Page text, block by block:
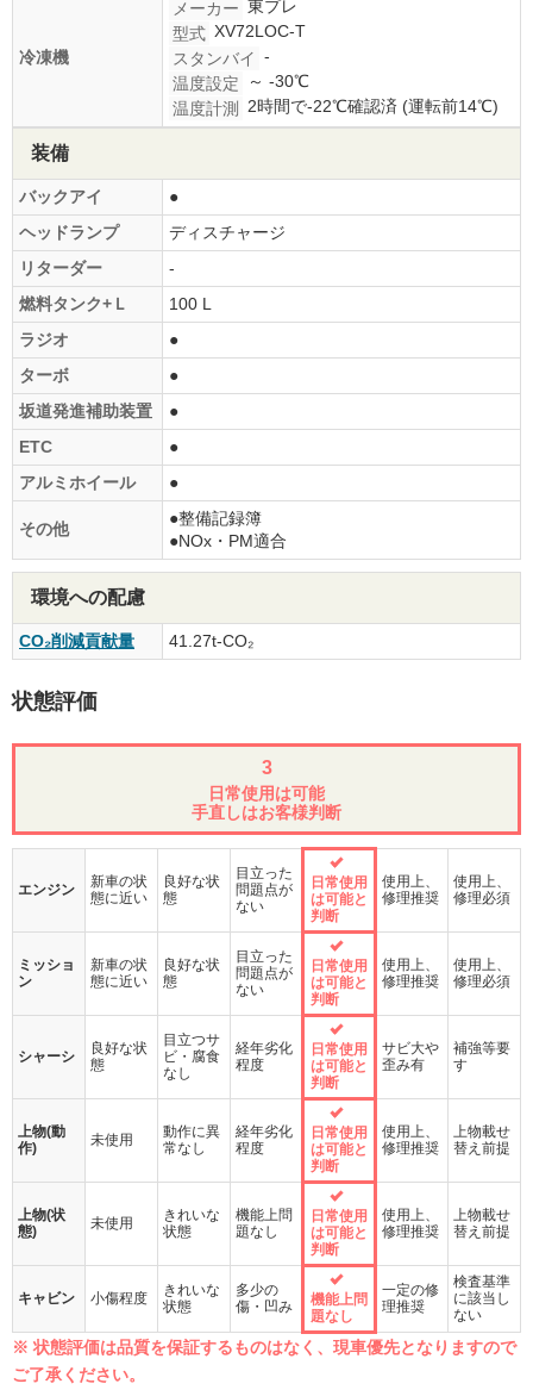
冷凍機
メーカー 東プレ
型式 XV72LOC-T
スタンバイ -
温度設定
～ -30℃
温度計測
2時間で-22℃確認済 (運転前14℃)
装備
バックアイ
●
ヘッドランプ
ディスチャージ
リターダー
-
燃料タンク+Ｌ
100 L
ラジオ
●
ターボ
●
坂道発進補助装置
●
ETC
●
アルミホイール
●
その他
●整備記録簿
●NOx・PM適合
環境への配慮
CO₂削減貢献量 41.27t-CO₂
状態評価
3
日常使用は可能
手直しはお客様判断
エンジン
新車の状
態に近い
良好な状
態
目立った
問題点が
ない
日常使用
は可能と
判断
使用上、
修理推奨
使用上、
修理必須
ミッショ
ン
新車の状
態に近い
良好な状
態
目立った
問題点が
ない
日常使用
は可能と
判断
使用上、
修理推奨
使用上、
修理必須
シャーシ
良好な状
態
目立つサ
ビ・腐食
なし
経年劣化
程度
日常使用
は可能と
判断
サビ大や
歪み有
補強等要
す
上物(動
作)
未使用
動作に異
常なし
経年劣化
程度
日常使用
は可能と
判断
使用上、
修理推奨
上物載せ
替え前提
上物(状
態)
未使用
きれいな
状態
機能上問
題なし
日常使用
は可能と
判断
使用上、
修理推奨
上物載せ
替え前提
キャビン 小傷程度
きれいな
状態
多少の
傷・凹み
機能上問
題なし
一定の修
理推奨
検査基準
に該当し
ない
※ 状態評価は品質を保証するものはなく、現車優先となりますので
ご了承ください。